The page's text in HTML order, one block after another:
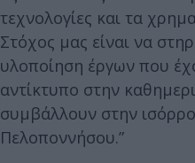
τεχνολογίες και τα
Στόχος μας είναι να
υλοποίηση έργων που
αντίκτυπο στην
συμβάλλουν στην
Πελοποννήσου.”